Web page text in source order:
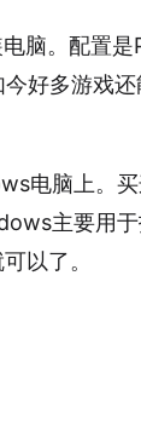
脑。配置是
好多游戏
电脑上。
主要用
以了。